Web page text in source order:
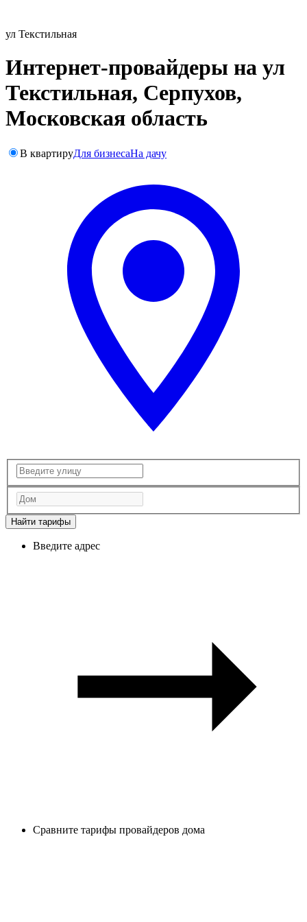
ул Текстильная
Интернет-провайдеры на ул
Текстильная, Серпухов,
Московская область
В квартируДля бизнесаНа дачу
Найти тарифы
Введите адрес
Сравните тарифы провайдеров дома